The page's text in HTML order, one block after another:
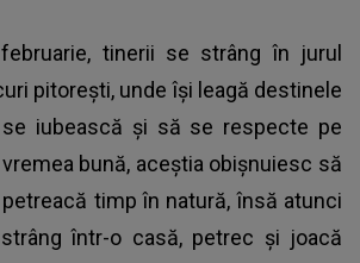
tinerii se strâng în jurul
pitorești, unde își leagă destinele
iubească și să se respecte pe
bună, aceștia obișnuiesc să
timp în natură, însă atunci
într-o casă, petrec și joacă